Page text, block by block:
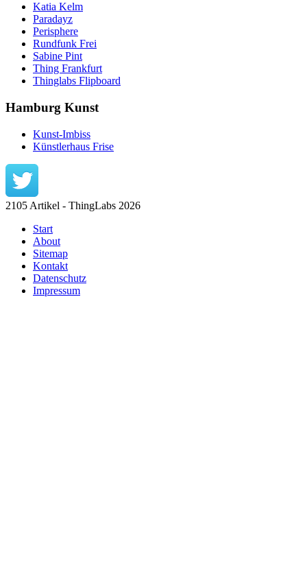
Katia Kelm
Paradayz
Perisphere
Rundfunk Frei
Sabine Pint
Thing Frankfurt
Thinglabs Flipboard
Hamburg Kunst
Kunst-Imbiss
Künstlerhaus Frise
2105 Artikel - ThingLabs 2026
Start
About
Sitemap
Kontakt
Datenschutz
Impressum